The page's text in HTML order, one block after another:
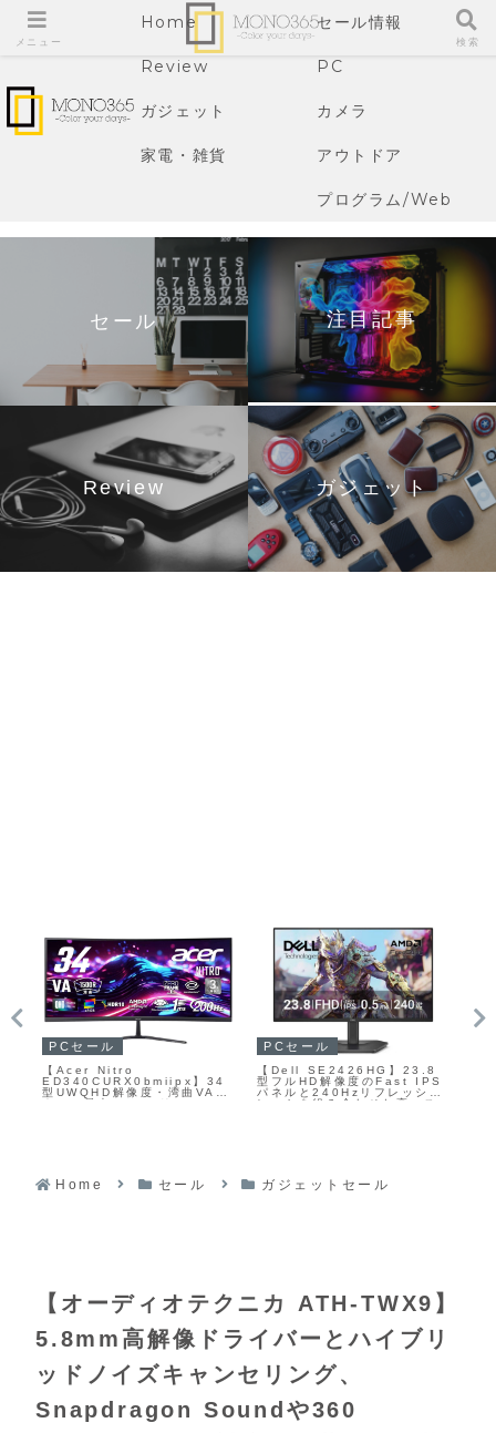
Home セール情報
Review PC
ガジェット カメラ
家電・雑貨 アウトドア
プログラム/Web
セール 注目記事
Review ガジェット
ガジェットセール
【Anker Power Bank
(10000mAh, Fusion,
Built-In USB-C ケーブ
ル)】USB急速充電器・モバイ
ガジェットセール
【Padsmith Gaming
IEM】チタンコーティングダ
イナミックドライバーと平面
磁気ドライバーによるハイブ
Home セール ガジェットセール
【オーディオテクニカ ATH-TWX9】
5.8mm高解像ドライバーとハイブリ
ッドノイズキャンセリング、
Snapdragon Soundや360
メニュー 検索